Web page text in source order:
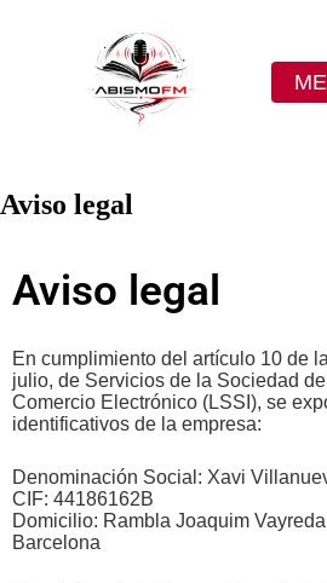
Aviso legal
Aviso legal
En cumplimiento del artículo 10 de
julio, de Servicios de la Sociedad
Comercio Electrónico (LSSI), se
identificativos de la empresa:
Denominación Social: Xavi
CIF: 44186162B
Domicilio: Rambla Joaquim
Barcelona